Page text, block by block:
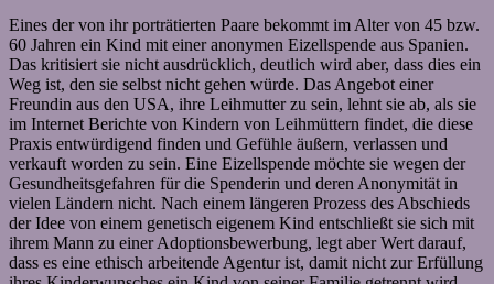
Eines der von ihr porträtierten Paare bekommt im Alter von 45 bzw.
60 Jahren ein Kind mit einer anonymen Eizellspende aus Spanien.
Das kritisiert sie nicht ausdrücklich, deutlich wird aber, dass dies ein
Weg ist, den sie selbst nicht gehen würde. Das Angebot einer
Freundin aus den USA, ihre Leihmutter zu sein, lehnt sie ab, als sie
im Internet Berichte von Kindern von Leihmüttern findet, die diese
Praxis entwürdigend finden und Gefühle äußern, verlassen und
verkauft worden zu sein. Eine Eizellspende möchte sie wegen der
Gesundheitsgefahren für die Spenderin und deren Anonymität in
vielen Ländern nicht. Nach einem längeren Prozess des Abschieds
der Idee von einem genetisch eigenem Kind entschließt sie sich mit
ihrem Mann zu einer Adoptionsbewerbung, legt aber Wert darauf,
dass es eine ethisch arbeitende Agentur ist, damit nicht zur Erfüllung